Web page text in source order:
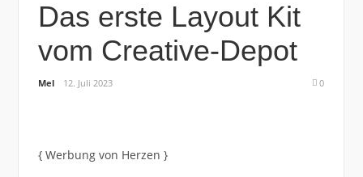
Das erste Layout Kit
vom Creative-Depot
Mel 12. Juli 2023 0
{ Werbung von Herzen }